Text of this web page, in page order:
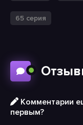
65 серия
Комментарии
первым?